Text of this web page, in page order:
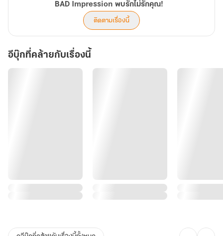
BAD Impression พบรักไม่รักคุณ!
ติดตามเรื่องนี้
อีบุ๊กที่คล้ายกับเรื่องนี้